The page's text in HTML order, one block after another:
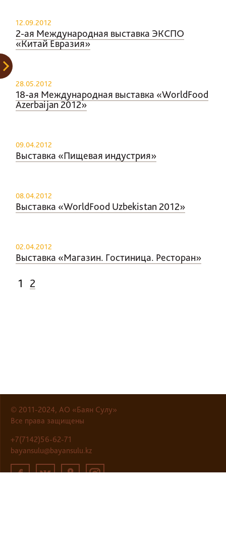
12.09.2012
2-ая Международная выставка ЭКСПО
«Китай Евразия»
28.05.2012
18-ая Международная выставка «WorldFood
Azerbaijan 2012»
09.04.2012
Выставка «Пищевая индустрия»
08.04.2012
Выставка «WorldFood Uzbekistan 2012»
02.04.2012
Выставка «Магазин. Гостиница. Ресторан»
Пагинация
Страница
1 Страница
2
© 2011-2024, АО «Баян Сулу»
Все права защищены
+7(7142)56-62-71
bayansulu@bayansulu.kz